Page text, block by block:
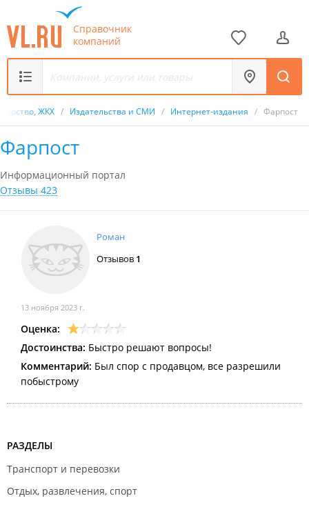
Справочник
компаний
ЖКХ / Издательства и СМИ / Интернет-издания / Фарпост
Фарпост
Информационный портал
Отзывы 423
Роман
Отзывов 1
13 ноября 2023 г.
Оценка:
Достоинства: Быстро решают вопросы!
Комментарий: Был спор с продавцом, все разрешили
побыстрому
РАЗДЕЛЫ
Транспорт и перевозки
Отдых, развлечения, спорт